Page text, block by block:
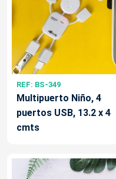
REF: BS-349
Multipuerto Niño, 4
puertos USB, 13.2 x 4
cmts